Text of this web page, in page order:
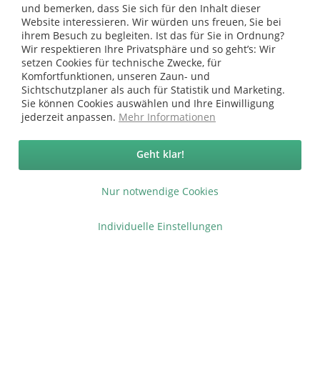
Inhalt: 1 Set
Vertrag widerrufen
Ab 75 € versandkostenfrei *
und bemerken, dass Sie sich für den Inhalt dieser
Website interessieren. Wir würden uns freuen, Sie bei
ihrem Besuch zu begleiten. Ist das für Sie in Ordnung?
Wir respektieren Ihre Privatsphäre und so geht’s: Wir
setzen Cookies für technische Zwecke, für
Komfortfunktionen, unseren Zaun- und
Sichtschutzplaner als auch für Statistik und Marketing.
Sie können Cookies auswählen und Ihre Einwilligung
jederzeit anpassen. Mehr Informationen
Nur notwendige Cookies
Geht klar!
Individuelle Einstellungen